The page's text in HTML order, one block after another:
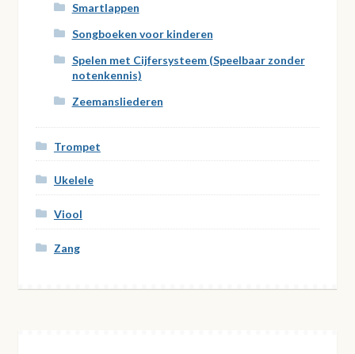
Smartlappen
Songboeken voor kinderen
Spelen met Cijfersysteem (Speelbaar zonder
notenkennis)
Zeemansliederen
Trompet
Ukelele
Viool
Zang